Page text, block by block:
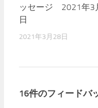
ッセージ 2021年3
日
2021年3月28日
16件のフィードバ